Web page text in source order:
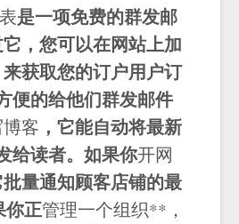
是一项免费的群发邮
，您可以在网站上加
获取您的订户用户订
便的给他们群发邮件
客 ，它能自动将最新
给读者。如果你开网
批量通知顾客店铺的最
你正管理一个组织**，